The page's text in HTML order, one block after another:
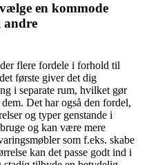
en kommode
andre
flere fordele i forhold til
første giver det dig
i separate rum, hvilket gør
Det har også den fordel,
og typer genstande i
og kan være mere
som f.eks. skabe
kan det passe godt ind i